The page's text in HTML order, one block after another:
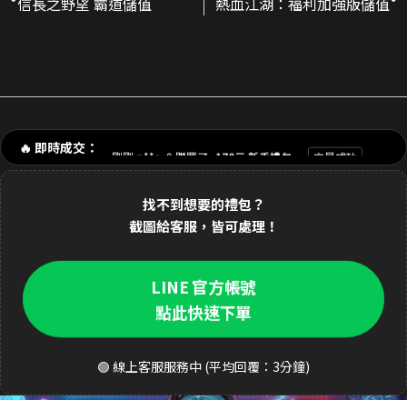
🔥 即時成交：
2分鐘前 Dav**d 購買了 3290元 至尊禮包
4分鐘前 張**凱 購買了 490元 週禮包
5分鐘前 王**明 購買了 990元 月卡
6分鐘前 a**123 購買了 3290元 禮包
8分鐘前 S**ea 購買了 3290元 禮包 交易成功
找不到想要的禮包？
截圖給客服，皆可處理！
LINE 官方帳號
點此快速下單
🟢 線上客服服務中 (平均回覆：3分鐘)